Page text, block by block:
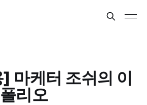
마케터 조쉬의 이
리오